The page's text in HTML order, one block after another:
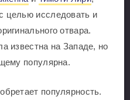
целью исследовать и
отвара.
известна на Западе, но
популярна.
популярность.